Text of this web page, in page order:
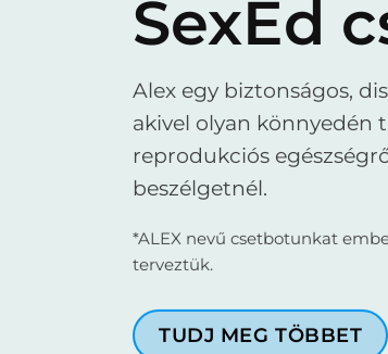
SexEd
Alex egy biztonságos,
akivel olyan könnyedén
reprodukciós
beszélgetnél.
*ALEX nevű csetbotunkat
terveztük.
TUDJ MEG TÖBBET